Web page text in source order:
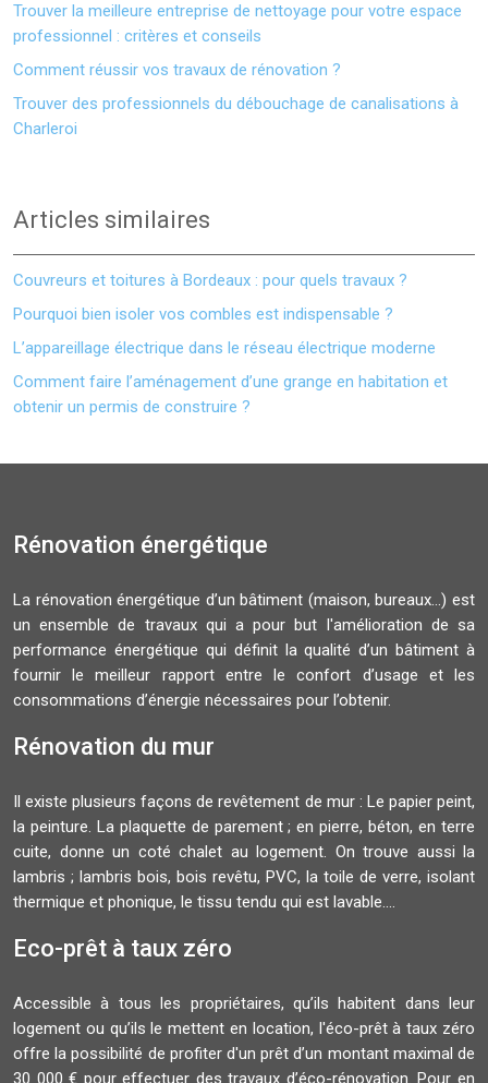
Trouver la meilleure entreprise de nettoyage pour votre espace
professionnel : critères et conseils
Comment réussir vos travaux de rénovation ?
Trouver des professionnels du débouchage de canalisations à
Charleroi
Articles similaires
Couvreurs et toitures à Bordeaux : pour quels travaux ?
Pourquoi bien isoler vos combles est indispensable ?
L’appareillage électrique dans le réseau électrique moderne
Comment faire l’aménagement d’une grange en habitation et
obtenir un permis de construire ?
Rénovation énergétique
La rénovation énergétique d’un bâtiment (maison, bureaux…) est
un ensemble de travaux qui a pour but l'amélioration de sa
performance énergétique qui définit la qualité d’un bâtiment à
fournir le meilleur rapport entre le confort d’usage et les
consommations d’énergie nécessaires pour l’obtenir.
Rénovation du mur
Il existe plusieurs façons de revêtement de mur : Le papier peint,
la peinture. La plaquette de parement ; en pierre, béton, en terre
cuite, donne un coté chalet au logement. On trouve aussi la
lambris ; lambris bois, bois revêtu, PVC, la toile de verre, isolant
thermique et phonique, le tissu tendu qui est lavable....
Eco-prêt à taux zéro
Accessible à tous les propriétaires, qu’ils habitent dans leur
logement ou qu’ils le mettent en location, l'éco-prêt à taux zéro
offre la possibilité de profiter d'un prêt d’un montant maximal de
30 000 € pour effectuer des travaux d’éco-rénovation. Pour en